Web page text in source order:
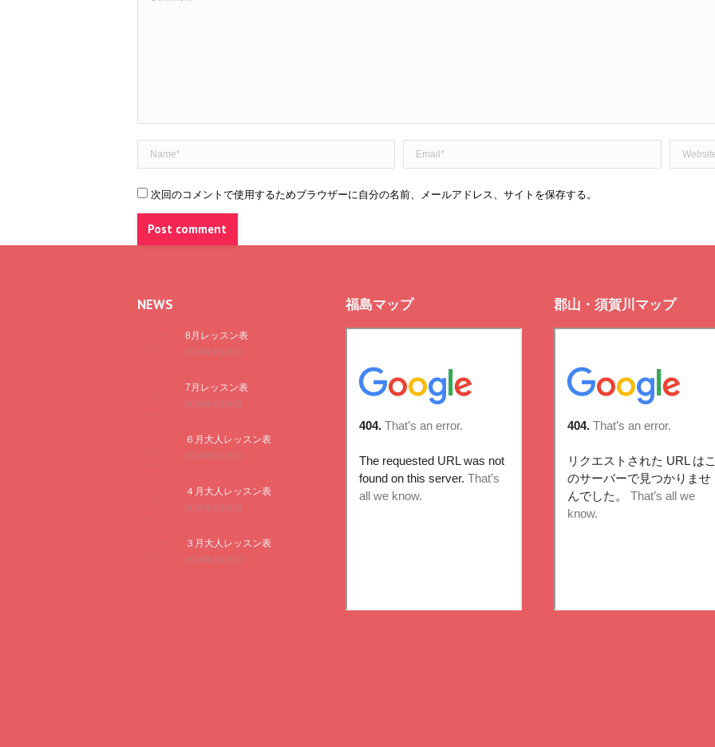
Name * Email * Website
次回のコメントで使用するためブラウザーに自分の名前、メールアドレス、サイトを保存する。
Post comment
NEWS
8月レッスン表
2026年7月20日
7月レッスン表
2026年6月20日
６月大人レッスン表
2026年5月20日
４月大人レッスン表
2026年3月20日
３月大人レッスン表
2026年2月20日
福島マップ 郡山・須賀川マップ